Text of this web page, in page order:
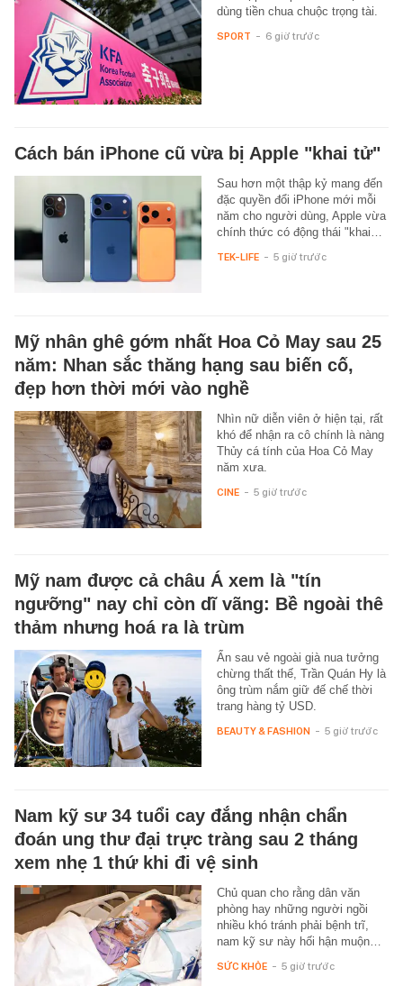
dùng tiền chua chuộc trọng tài.
SPORT - 6 giờ trước
Cách bán iPhone cũ vừa bị Apple "khai tử"
Sau hơn một thập kỷ mang đến
đặc quyền đổi iPhone mới mỗi
năm cho người dùng, Apple vừa
chính thức có động thái "khai…
TEK-LIFE - 5 giờ trước
Mỹ nhân ghê gớm nhất Hoa Cỏ May sau 25
năm: Nhan sắc thăng hạng sau biến cố,
đẹp hơn thời mới vào nghề
Nhìn nữ diễn viên ở hiện tại, rất
khó để nhận ra cô chính là nàng
Thủy cá tính của Hoa Cỏ May
năm xưa.
CINE - 5 giờ trước
Mỹ nam được cả châu Á xem là "tín
ngưỡng" nay chỉ còn dĩ vãng: Bề ngoài thê
thảm nhưng hoá ra là trùm
Ẩn sau vẻ ngoài già nua tưởng
chừng thất thế, Trần Quán Hy là
ông trùm nắm giữ đế chế thời
trang hàng tỷ USD.
BEAUTY & FASHION - 5 giờ trước
Nam kỹ sư 34 tuổi cay đắng nhận chẩn
đoán ung thư đại trực tràng sau 2 tháng
xem nhẹ 1 thứ khi đi vệ sinh
Chủ quan cho rằng dân văn
phòng hay những người ngồi
nhiều khó tránh phải bệnh trĩ,
nam kỹ sư này hối hận muộn…
SỨC KHỎE - 5 giờ trước